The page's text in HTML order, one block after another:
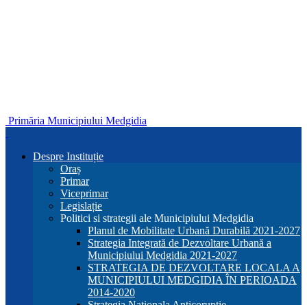
Primăria Municipiului Medgidia
Despre Instituție
Oraș
Primar
Viceprimar
Legislație
Politici si strategii ale Municipiului Medgidia
Planul de Mobilitate Urbană Durabilă 2021-2027
Strategia Integrată de Dezvoltare Urbană a
Municipiului Medgidia 2021-2027
STRATEGIA DE DEZVOLTARE LOCALA A
MUNICIPIULUI MEDGIDIA ÎN PERIOADA
2014-2020